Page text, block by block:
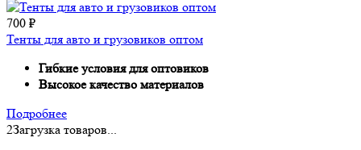
700 ₽
Тенты для авто и грузовиков оптом
Гибкие условия для оптовиков
Высокое качество материалов
Подробнее
2Загрузка товаров...